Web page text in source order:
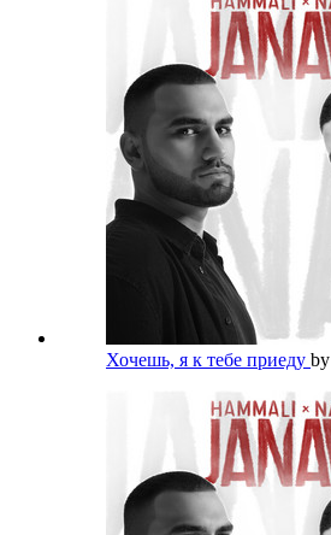
Хочешь, я к тебе приеду by